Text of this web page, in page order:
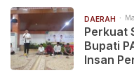
DAERAH
Perkuat
Bupati
Insan